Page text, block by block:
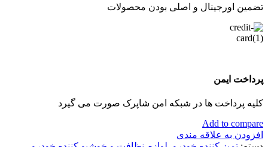
تضمین اورجینال و اصلی بودن محصولات
پرداخت ایمن
کلیه پرداخت ها در شبکه امن شاپرک صورت می گیرد
Add to compare
افزودن به علاقه مندی